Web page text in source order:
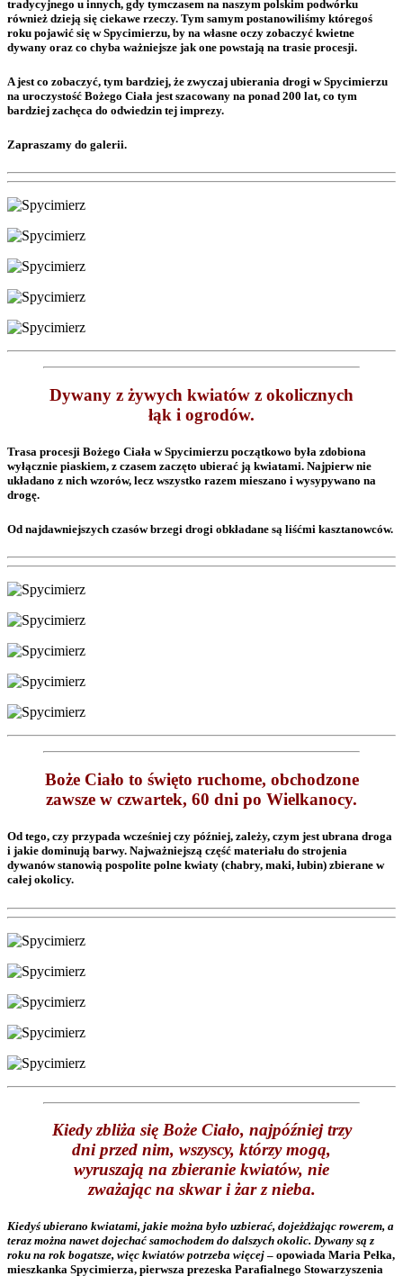
tradycyjnego u innych, gdy tymczasem na naszym polskim podwórku
również dzieją się ciekawe rzeczy. Tym samym postanowiliśmy któregoś
roku pojawić się w Spycimierzu, by na własne oczy zobaczyć kwietne
dywany oraz co chyba ważniejsze jak one powstają na trasie procesji.
A jest co zobaczyć, tym bardziej, że zwyczaj ubierania drogi w Spycimierzu
na uroczystość Bożego Ciała jest szacowany na ponad 200 lat, co tym
bardziej zachęca do odwiedzin tej imprezy.
Zapraszamy do galerii.
Dywany z żywych kwiatów z okolicznych
łąk i ogrodów.
Trasa procesji Bożego Ciała w Spycimierzu początkowo była zdobiona
wyłącznie piaskiem, z czasem zaczęto ubierać ją kwiatami. Najpierw nie
układano z nich wzorów, lecz wszystko razem mieszano i wysypywano na
drogę.
Od najdawniejszych czasów brzegi drogi obkładane są liśćmi kasztanowców.
Boże Ciało to święto ruchome, obchodzone
zawsze w czwartek, 60 dni po Wielkanocy.
Od tego, czy przypada wcześniej czy później, zależy, czym jest ubrana droga
i jakie dominują barwy. Najważniejszą część materiału do strojenia
dywanów stanowią pospolite polne kwiaty (chabry, maki, łubin) zbierane w
całej okolicy.
Kiedy zbliża się Boże Ciało, najpóźniej trzy
dni przed nim, wszyscy, którzy mogą,
wyruszają na zbieranie kwiatów, nie
zważając na skwar i żar z nieba.
Kiedyś ubierano kwiatami, jakie można było uzbierać, dojeżdżając rowerem, a
teraz można nawet dojechać samochodem do dalszych okolic. Dywany są z
roku na rok bogatsze, więc kwiatów potrzeba więcej – opowiada Maria Pełka,
mieszkanka Spycimierza, pierwsza prezeska Parafialnego Stowarzyszenia